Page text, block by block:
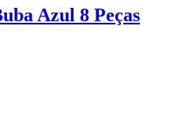
Azul 8 Peças